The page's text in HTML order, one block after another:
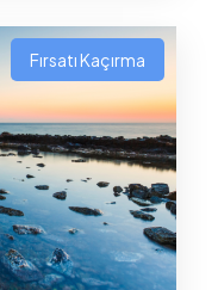
Fırsatı Kaçırma